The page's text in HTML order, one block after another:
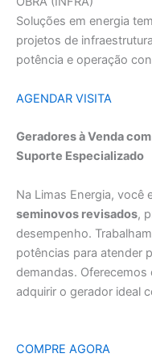
Soluções em energia
projetos de
potência e operação
AGENDAR VISITA
Geradores à Venda
Suporte Especializado
Na Limas Energia, você
seminovos revisados,
desempenho.
potências para atender
demandas.
adquirir o gerador ideal
COMPRE AGORA